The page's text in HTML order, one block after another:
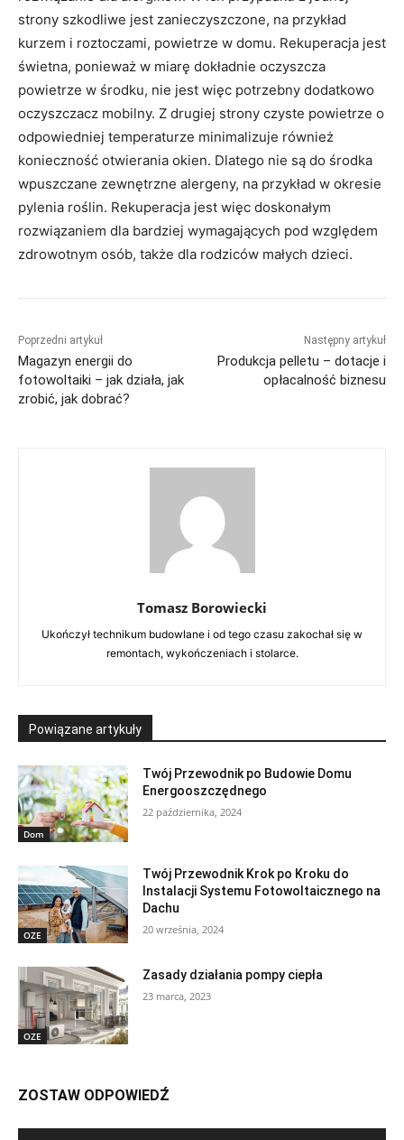
strony szkodliwe jest zanieczyszczone, na przykład
kurzem i roztoczami, powietrze w domu. Rekuperacja jest
świetna, ponieważ w miarę dokładnie oczyszcza
powietrze w środku, nie jest więc potrzebny dodatkowo
oczyszczacz mobilny. Z drugiej strony czyste powietrze o
odpowiedniej temperaturze minimalizuje również
konieczność otwierania okien. Dlatego nie są do środka
wpuszczane zewnętrzne alergeny, na przykład w okresie
pylenia roślin. Rekuperacja jest więc doskonałym
rozwiązaniem dla bardziej wymagających pod względem
zdrowotnym osób, także dla rodziców małych dzieci.
Poprzedni artykuł
Magazyn energii do
fotowoltaiki – jak działa, jak
zrobić, jak dobrać?
Następny artykuł
Produkcja pelletu – dotacje i
opłacalność biznesu
Tomasz Borowiecki
Ukończył technikum budowlane i od tego czasu zakochał się w
remontach, wykończeniach i stolarce.
Powiązane artykuły
Dom
Twój Przewodnik po Budowie Domu
Energooszczędnego
22 października, 2024
OZE
Twój Przewodnik Krok po Kroku do
Instalacji Systemu Fotowoltaicznego na
Dachu
20 września, 2024
OZE
Zasady działania pompy ciepła
23 marca, 2023
ZOSTAW ODPOWIEDŹ